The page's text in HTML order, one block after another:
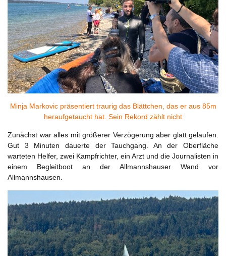
Minja Markovic präsentiert traurig das Blättchen, das er aus 85m
heraufgetaucht hat. Sein Rekord zählt nicht
Zunächst war alles mit größerer Verzögerung aber glatt gelaufen.
Gut 3 Minuten dauerte der Tauchgang. An der Oberfläche
warteten Helfer, zwei Kampfrichter, ein Arzt und die Journalisten in
einem Begleitboot an der Allmannshauser Wand vor
Allmannshausen.